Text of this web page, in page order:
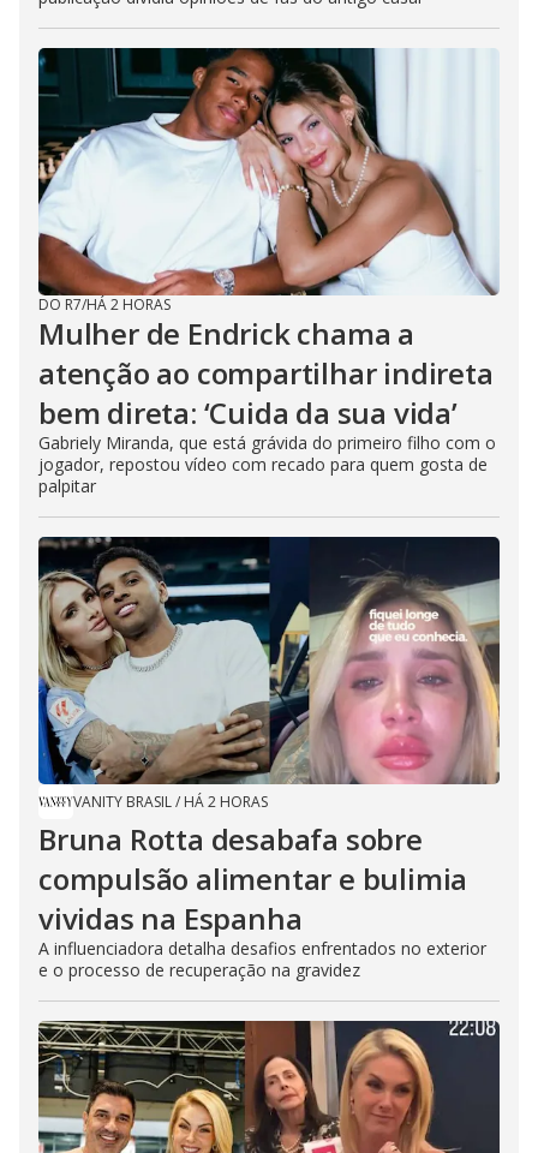
DO R7/HÁ 2 HORAS
Mulher de Endrick chama a
atenção ao compartilhar indireta
bem direta: ‘Cuida da sua vida’
Gabriely Miranda, que está grávida do primeiro filho com o
jogador, repostou vídeo com recado para quem gosta de
palpitar
VANITY BRASIL/ HÁ 2 HORAS
Bruna Rotta desabafa sobre
compulsão alimentar e bulimia
vividas na Espanha
A influenciadora detalha desafios enfrentados no exterior
e o processo de recuperação na gravidez